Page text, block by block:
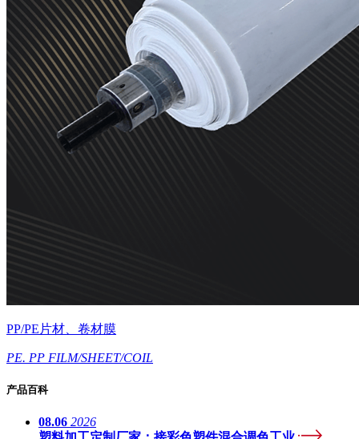
PP/PE片材、卷材膜
PE. PP FILM/SHEET/COIL
产品百科
08.06 2026